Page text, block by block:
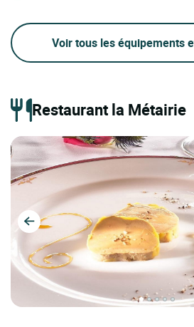
Voir tous les équipements
Restaurant la Métairie